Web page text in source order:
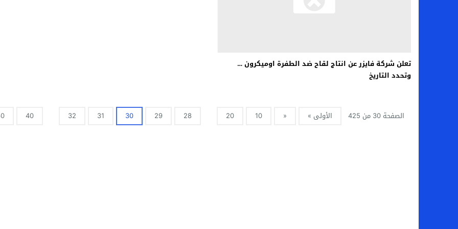
تعلن شركة فايزر عن انتاج لقاح ضد الطفرة اوميكرون …
وتحدد التاريخ
الصفحة 30 من 425 الأولى » «
10
20
28
29
30
31
32
40